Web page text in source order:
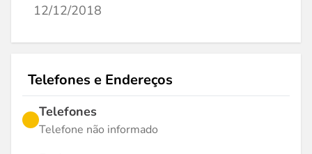
12/12/2018
Telefones e Endereços
Telefones
Telefone não informado